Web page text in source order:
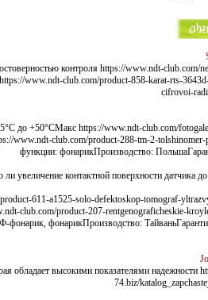
контроля https://www.ndt-club.com/
www.ndt-club.com/product-858-karat-rts-
cifrovoi-
до +50°СМакс https://www.ndt-club.com/
www.ndt-club.com/product-288-tm-2-
функции: фонарикПроизводство:
увеличение контактной поверхности датчика
611-a1525-solo-defektoskop-tomograf-
club.com/product-207-rentgenograficheskie-
фонарик, фонарикПроизводство:
обладает высокими показателями надежности
74.biz/